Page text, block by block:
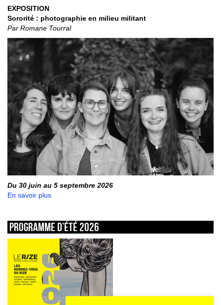
EXPOSITION
Sororité : photographie en milieu militant
Par Romane Tourral
Du 30 juin au 5 septembre 2026
En savoir plus
Programme d’été 2026